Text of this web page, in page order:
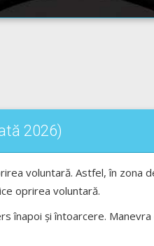
2026)
voluntară. Astfel, în zona
oprirea voluntară.
înapoi și întoarcere.